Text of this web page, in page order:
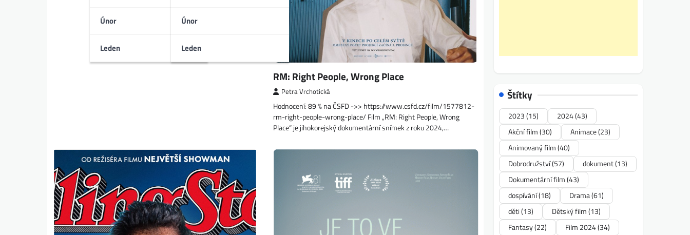
Únor
Leden
Únor
Leden
RM: Right People, Wrong Place
Petra Vrchotická
Hodnocení: 89 % na ČSFD ->> https://www.csfd.cz/film/1577812-
rm-right-people-wrong-place/ Film „RM: Right People, Wrong
Place“ je jihokorejský dokumentární snímek z roku 2024,…
Štítky
2023(15) 2024(43)
Akční film(30) Animace(23)
Animovaný film(40)
Dobrodružství(57) dokument(13)
Dokumentární film(43)
dospívání(18) Drama(61)
děti(13) Dětský film(13)
Fantasy(22) Film 2024(34)